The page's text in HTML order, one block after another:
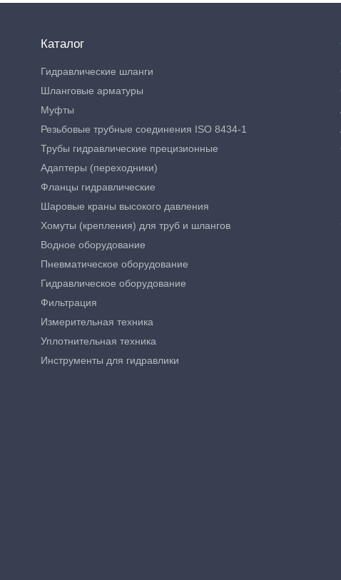
Каталог
Гидравлические шланги
Шланговые арматуры
Муфты
Резьбовые трубные соединения ISO 8434-1
Трубы гидравлические прецизионные
Адаптеры (переходники)
Фланцы гидравлические
Шаровые краны высокого давления
Хомуты (крепления) для труб и шлангов
Водное оборудование
Пневматическое оборудование
Гидравлическое оборудование
Фильтрация
Измерительная техника
Уплотнительная техника
Инструменты для гидравлики